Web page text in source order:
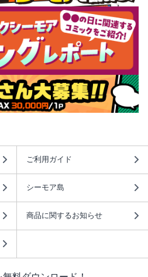
ご利用ガイド
シーモア島
商品に関するお知らせ